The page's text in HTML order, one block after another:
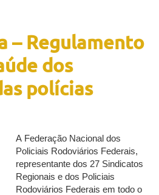
– Regulamento
dos
polícias
A Federação Nacional dos
Policiais Rodoviários Federais,
representante dos 27 Sindicatos
Regionais e dos Policiais
Rodoviários Federais em todo o